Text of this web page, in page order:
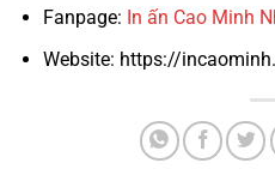
Fanpage: In ấn Cao Minh
Website: https://